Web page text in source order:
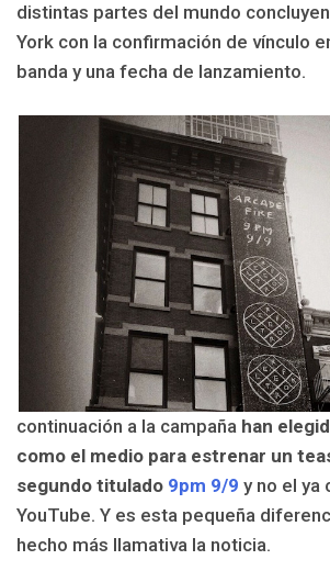
distintas partes del mundo
York con la confirmación de vínculo
banda y una fecha de lanzamiento.
continuación a la campaña han
como el medio para estrenar un
segundo titulado 9pm 9/9 y no el ya
YouTube. Y es esta pequeña
hecho más llamativa la noticia.